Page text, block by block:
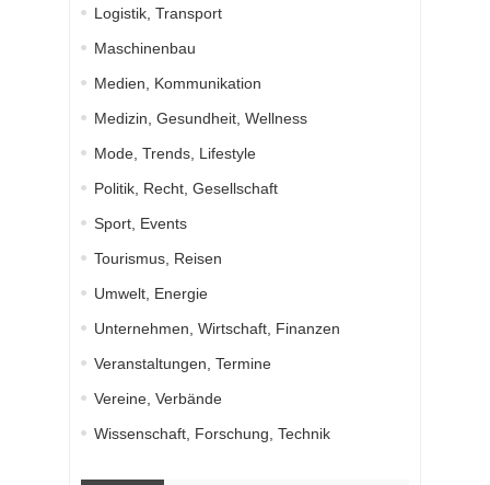
Logistik, Transport
Maschinenbau
Medien, Kommunikation
Medizin, Gesundheit, Wellness
Mode, Trends, Lifestyle
Politik, Recht, Gesellschaft
Sport, Events
Tourismus, Reisen
Umwelt, Energie
Unternehmen, Wirtschaft, Finanzen
Veranstaltungen, Termine
Vereine, Verbände
Wissenschaft, Forschung, Technik